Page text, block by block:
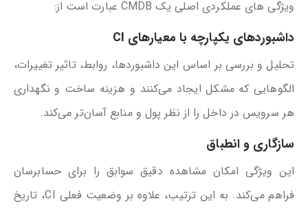
ویژگی های عملکردی اصلی یک CMDB عبارت است از:
داشبوردهای یکپارچه با معیارهای CI
تحلیل و بررسی بر اساس این داشبوردها، روابط، تاثیر تغییرات،
الگوهایی که مشکل ایجاد می‌کنند و هزینه ساخت و نگهداری
هر سرویس در داخل را از نظر پول و منابع آسان‌تر می‌کند.
سازگاری و انطباق
این ویژگی امکان مشاهده دقیق سوابق را برای حسابرسان
فراهم می‌کند. به این ترتیب، علاوه بر وضعیت فعلی CI، تاریخ